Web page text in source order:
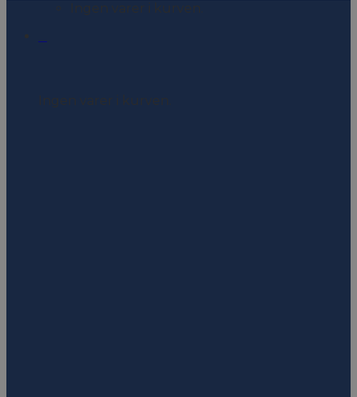
Ingen varer i kurven.
Ingen varer i kurven.